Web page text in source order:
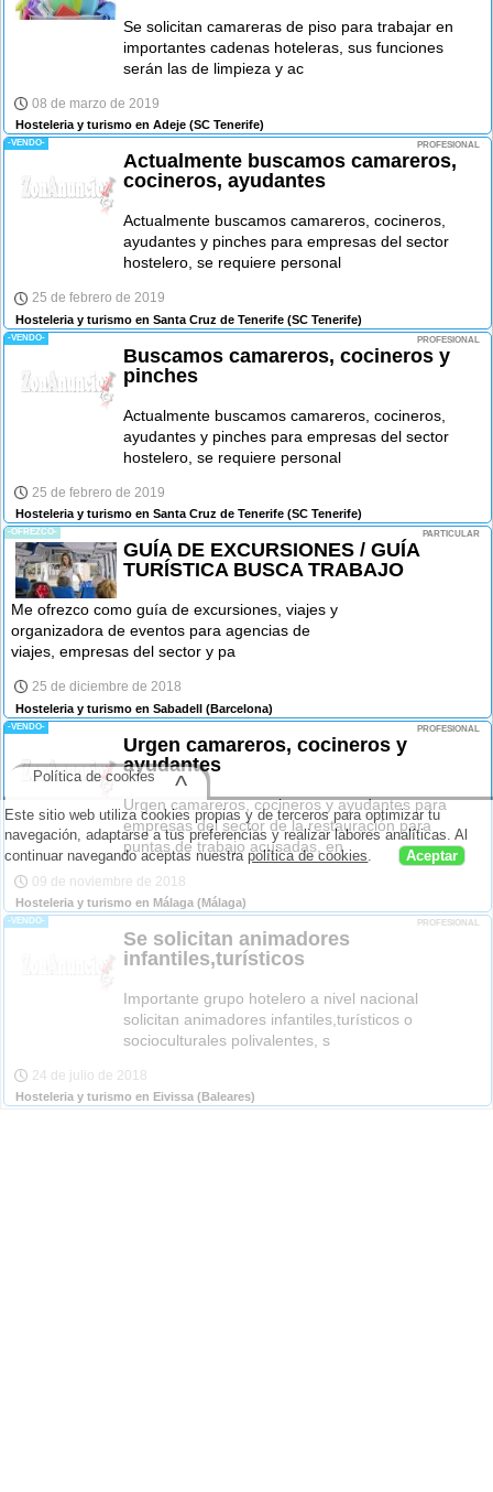
Se solicitan camareras de piso para trabajar en
importantes cadenas hoteleras, sus funciones
serán las de limpieza y ac
08 de marzo de 2019
Hosteleria y turismo en Adeje (SC Tenerife)
-VENDO- PROFESIONAL
Actualmente buscamos camareros,
cocineros, ayudantes
Actualmente buscamos camareros, cocineros,
ayudantes y pinches para empresas del sector
hostelero, se requiere personal
25 de febrero de 2019
Hosteleria y turismo en Santa Cruz de Tenerife (SC Tenerife)
-VENDO- PROFESIONAL
Buscamos camareros, cocineros y
pinches
Actualmente buscamos camareros, cocineros,
ayudantes y pinches para empresas del sector
hostelero, se requiere personal
25 de febrero de 2019
Hosteleria y turismo en Santa Cruz de Tenerife (SC Tenerife)
-OFREZCO- PARTICULAR
GUÍA DE EXCURSIONES / GUÍA
TURÍSTICA BUSCA TRABAJO
Me ofrezco como guía de excursiones, viajes y
organizadora de eventos para agencias de
viajes, empresas del sector y pa
25 de diciembre de 2018
Hosteleria y turismo en Sabadell (Barcelona)
-VENDO- PROFESIONAL
Urgen camareros, cocineros y
ayudantes
Urgen camareros, cocineros y ayudantes para
empresas del sector de la restauración para
puntas de trabajo acusadas, en
09 de noviembre de 2018
Hosteleria y turismo en Málaga (Málaga)
-VENDO- PROFESIONAL
Se solicitan animadores
infantiles,turísticos
Importante grupo hotelero a nivel nacional
solicitan animadores infantiles,turísticos o
socioculturales polivalentes, s
24 de julio de 2018
Hosteleria y turismo en Eivissa (Baleares)
Este sitio web utiliza cookies propias y de terceros para optimizar tu
navegación, adaptarse a tus preferencias y realizar labores analíticas. Al
continuar navegando aceptas nuestrapolítica de cookies Aceptar
Política de cookies ^